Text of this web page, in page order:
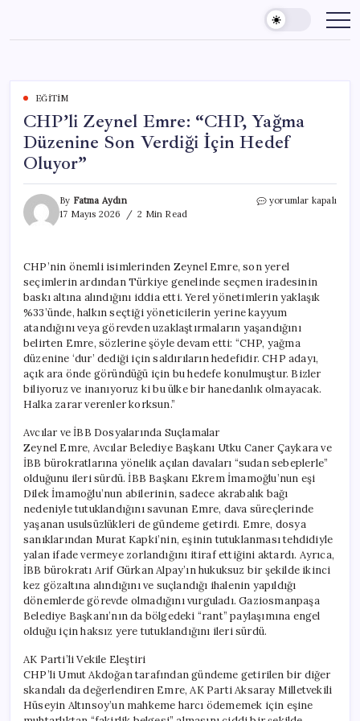
content
EĞITIM
CHP’li Zeynel Emre: “CHP, Yağma
Düzenine Son Verdiği İçin Hedef
Oluyor”
By Fatma Aydın
17 Mayıs 2026
2 Min Read
CHP’li
Düzenine
Son
Verdiği
İçin
Hedef
Oluyor”
için
yorumlar kapalı
CHP’nin önemli isimlerinden Zeynel Emre, son yerel
seçimlerin ardından Türkiye genelinde seçmen iradesinin
baskı altına alındığını iddia etti. Yerel yönetimlerin yaklaşık
%33’ünde, halkın seçtiği yöneticilerin yerine kayyum
atandığını veya görevden uzaklaştırmaların yaşandığını
belirten Emre, sözlerine şöyle devam etti: “CHP, yağma
düzenine ‘dur’ dediği için saldırıların hedefidir. CHP adayı,
açık ara önde göründüğü için bu hedefe konulmuştur. Bizler
biliyoruz ve inanıyoruz ki bu ülke bir hanedanlık olmayacak.
Halka zarar verenler korksun.”
Avcılar ve İBB Dosyalarında Suçlamalar
Zeynel Emre, Avcılar Belediye Başkanı Utku Caner Çaykara ve
İBB bürokratlarına yönelik açılan davaları “sudan sebeplerle”
olduğunu ileri sürdü. İBB Başkanı Ekrem İmamoğlu’nun eşi
Dilek İmamoğlu’nun abilerinin, sadece akrabalık bağı
nedeniyle tutuklandığını savunan Emre, dava süreçlerinde
yaşanan usulsüzlükleri de gündeme getirdi. Emre, dosya
sanıklarından Murat Kapki’nin, eşinin tutuklanması tehdidiyle
yalan ifade vermeye zorlandığını itiraf ettiğini aktardı. Ayrıca,
İBB bürokratı Arif Gürkan Alpay’ın hukuksuz bir şekilde ikinci
kez gözaltına alındığını ve suçlandığı ihalenin yapıldığı
dönemlerde görevde olmadığını vurguladı. Gaziosmanpaşa
Belediye Başkanı’nın da bölgedeki “rant” paylaşımına engel
olduğu için haksız yere tutuklandığını ileri sürdü.
AK Parti’li Vekile Eleştiri
CHP’li Umut Akdoğan tarafından gündeme getirilen bir diğer
skandalı da değerlendiren Emre, AK Parti Aksaray Milletvekili
Hüseyin Altınsoy’un mahkeme harcı ödememek için eşine